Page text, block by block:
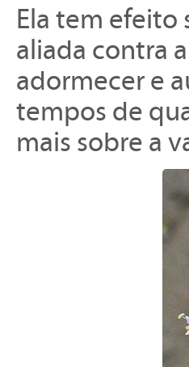
Ela tem efeito
aliada contra
adormecer e
tempos de
mais sobre a